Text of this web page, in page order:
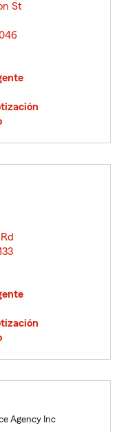
St
Agency Inc